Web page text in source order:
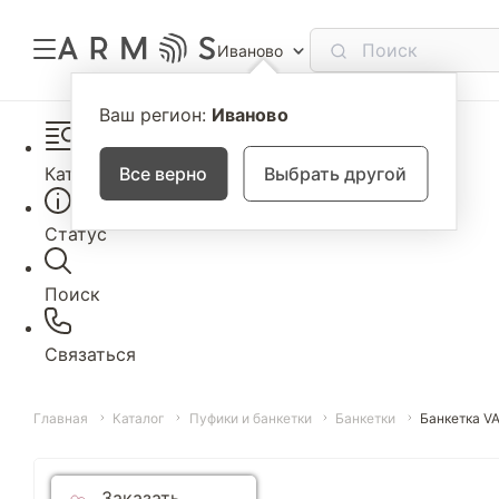
Иваново
Ваш регион: Иваново
Все верно Выбрать другой
Каталог
Статус
Поиск
Связаться
Главная Каталог Пуфики и банкетки Банкетки Банкетка